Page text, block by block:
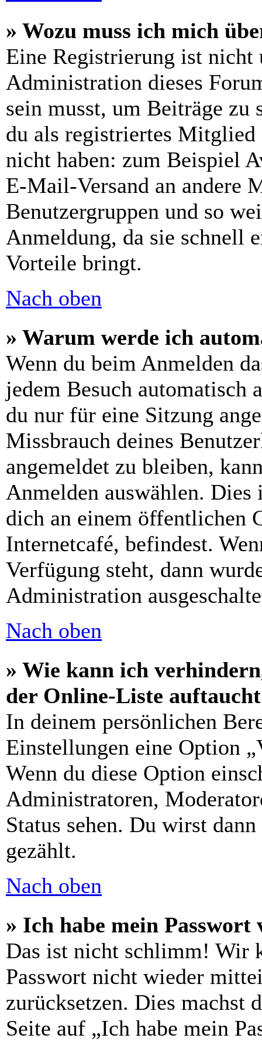
» Wozu muss ich mich
Eine Registrierung ist
Administration dieses
sein musst, um Beiträge
du als registriertes Mitglied
nicht haben: zum Beispiel
E-Mail-Versand an andere
Benutzergruppen und so
Anmeldung, da sie schnell
Vorteile bringt.
Nach oben
» Warum werde ich
Wenn du beim Anmelden
jedem Besuch automatisch
du nur für eine Sitzung
Missbrauch deines
angemeldet zu bleiben,
Anmelden auswählen.
dich an einem öffentlichen
Internetcafé, befindest.
Verfügung steht, dann
Administration
Nach oben
» Wie kann ich
der Online-Liste
In deinem persönlichen
Einstellungen eine Option
Wenn du diese Option
Administratoren,
Status sehen. Du wirst
gezählt.
Nach oben
» Ich habe mein Passwort
Das ist nicht schlimm! Wir
Passwort nicht wieder
zurücksetzen. Dies machst
Seite auf „Ich habe mein